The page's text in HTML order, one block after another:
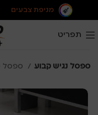
מניפת צבעים
תפריט
ספסל נגיש קבוע